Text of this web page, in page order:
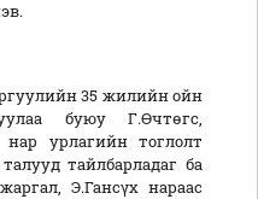
35 жилийн ойн
буюу Г.Өчтөгс,
урлагийн тоглолт
тайлбарладаг ба
Э.Гансүх нараас